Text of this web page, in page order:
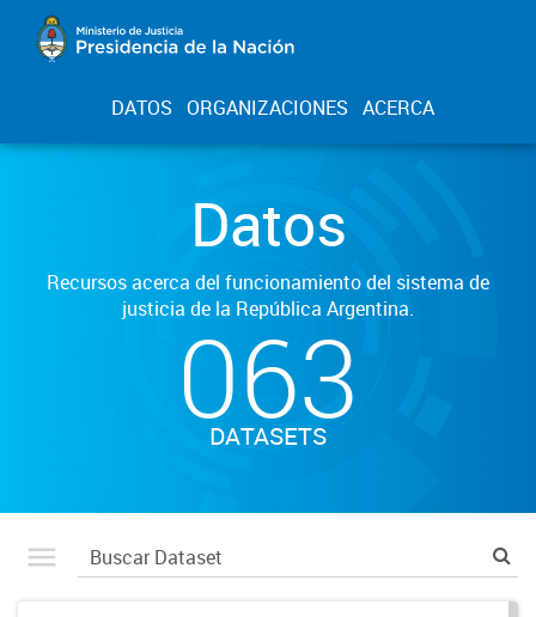
DATOS ORGANIZACIONES ACERCA
Datos
Recursos acerca del funcionamiento del sistema de
justicia de la República Argentina.
063
DATASETS